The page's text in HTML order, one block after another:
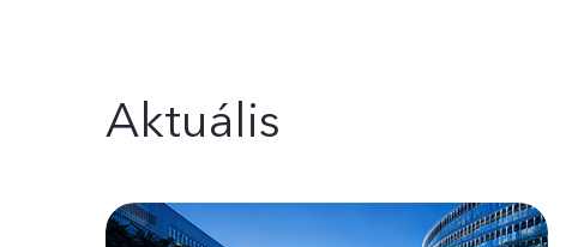
Aktuális